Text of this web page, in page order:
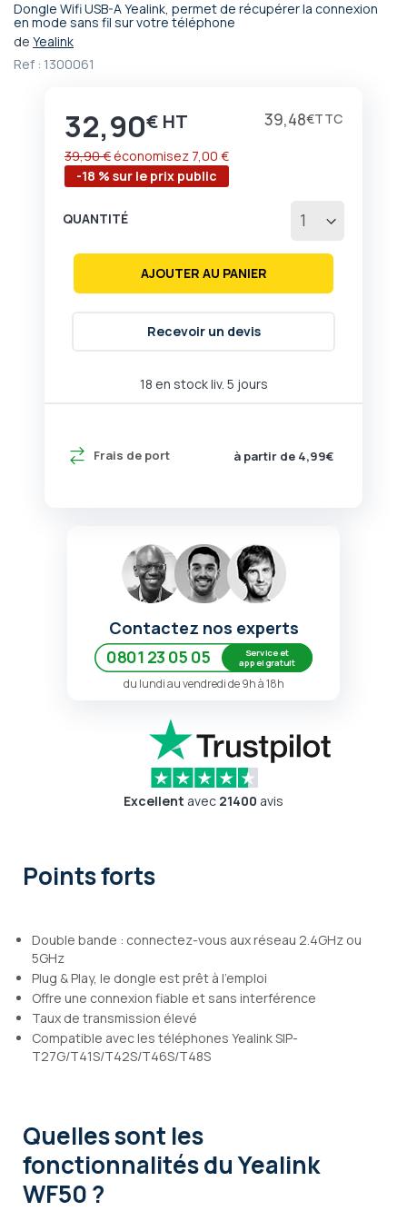
Dongle Wifi USB-A Yealink, permet de récupérer la connexion
en mode sans fil sur votre téléphone
de Yealink
Ref : 1300061
Prix
32,90€ 39,48€
-18 % sur le prix public
39,90 € économisez 7,00 €
18 en stock liv. 5 jours
Frais de port à partir de 4,99€
QUANTITÉ
AJOUTER AU PANIER
Recevoir un devis
Passer
au
de
d’images
Contactez nos experts
0801 23 05 05
Service et
appel gratuit
du lundi au vendredi de 9h à 18h
Excellent avec 21400 avis
Points forts
Double bande : connectez-vous aux réseau 2.4GHz ou
5GHz
Plug & Play, le dongle est prêt à l'emploi
Offre une connexion fiable et sans interférence
Taux de transmission élevé
Compatible avec les téléphones Yealink SIP-
T27G/T41S/T42S/T46S/T48S
Quelles sont les
fonctionnalitésdu Yealink
WF50 ?